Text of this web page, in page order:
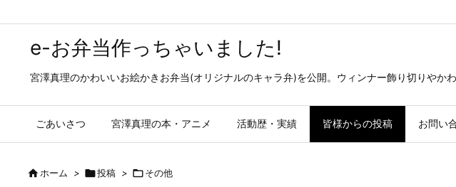
e-お弁当作っちゃいました!
宮澤真理のかわいいお絵かきお弁当(オリジナルのキャラ弁)を公開。ウィンナー飾り切りやか
ごあいさつ 宮澤真理の本・アニメ 活動歴・実績 皆様からの投稿 お問い
ホーム > 投稿 > その他